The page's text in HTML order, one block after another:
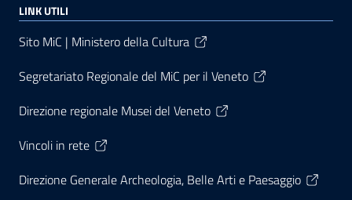
LINK UTILI
Sito MiC | Ministero della Cultura
Segretariato Regionale del MiC per il Veneto
Direzione regionale Musei del Veneto
Vincoli in rete
Direzione Generale Archeologia, Belle Arti e Paesaggio